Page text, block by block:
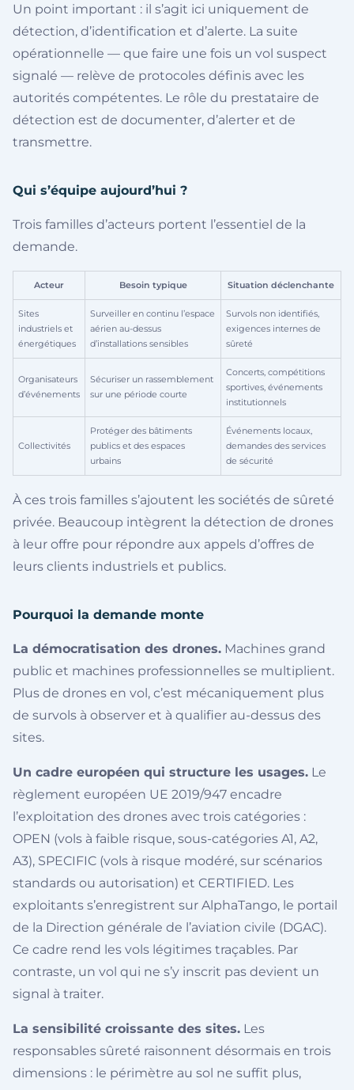
Un point important : il s’agit ici uniquement de
détection, d’identification et d’alerte. La suite
opérationnelle — que faire une fois un vol suspect
signalé — relève de protocoles définis avec les
autorités compétentes. Le rôle du prestataire de
détection est de documenter, d’alerter et de
transmettre.
Qui s’équipe aujourd’hui ?
Trois familles d’acteurs portent l’essentiel de la
demande.
Acteur Besoin typique Situation déclenchante
Sites
industriels et
énergétiques
Surveiller en continu l’espace
aérien au-dessus
d’installations sensibles
Survols non identifiés,
exigences internes de
sûreté
Organisateurs
d’événements
Sécuriser un rassemblement
sur une période courte
Concerts, compétitions
sportives, événements
institutionnels
Collectivités
Protéger des bâtiments
publics et des espaces
urbains
Événements locaux,
demandes des services
de sécurité
À ces trois familles s’ajoutent les sociétés de sûreté
privée. Beaucoup intègrent la détection de drones
à leur offre pour répondre aux appels d’offres de
leurs clients industriels et publics.
Pourquoi la demande monte
La démocratisation des drones. Machines grand
public et machines professionnelles se multiplient.
Plus de drones en vol, c’est mécaniquement plus
de survols à observer et à qualifier au-dessus des
sites.
Un cadre européen qui structure les usages. Le
règlement européen UE 2019/947 encadre
l’exploitation des drones avec trois catégories :
OPEN (vols à faible risque, sous-catégories A1, A2,
A3), SPECIFIC (vols à risque modéré, sur scénarios
standards ou autorisation) et CERTIFIED. Les
exploitants s’enregistrent sur AlphaTango, le portail
de la Direction générale de l’aviation civile (DGAC).
Ce cadre rend les vols légitimes traçables. Par
contraste, un vol qui ne s’y inscrit pas devient un
signal à traiter.
La sensibilité croissante des sites. Les
responsables sûreté raisonnent désormais en trois
dimensions : le périmètre au sol ne suffit plus,